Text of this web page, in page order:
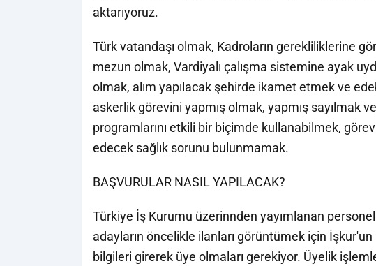
aktarıyoruz.
Türk vatandaşı olmak, Kadroların gerekliliklerine
mezun olmak, Vardiyalı çalışma sistemine ayak
olmak, alım yapılacak şehirde ikamet etmek ve
askerlik görevini yapmış olmak, yapmış sayılmak
programlarını etkili bir biçimde kullanabilmek,
edecek sağlık sorunu bulunmamak.
BAŞVURULAR NASIL YAPILACAK?
Türkiye İş Kurumu üzerinnden yayımlanan
adayların öncelikle ilanları görüntümek için
bilgileri girerek üye olmaları gerekiyor. Üyelik